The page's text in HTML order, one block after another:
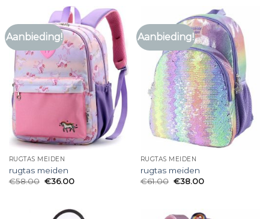
Aanbieding!
RUGTAS MEIDEN
rugtas meiden
€58.00 €36.00
Aanbieding!
RUGTAS MEIDEN
rugtas meiden
€61.00 €38.00